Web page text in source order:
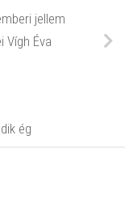
jellem
Vígh Éva
ég